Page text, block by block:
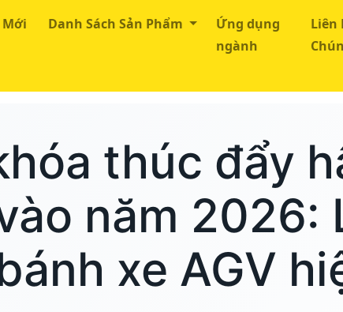
Mới
Danh Sách Sản Phẩm
Ứng dụng
ngành
Liên
thúc đẩy
năm 2026:
xe AGV